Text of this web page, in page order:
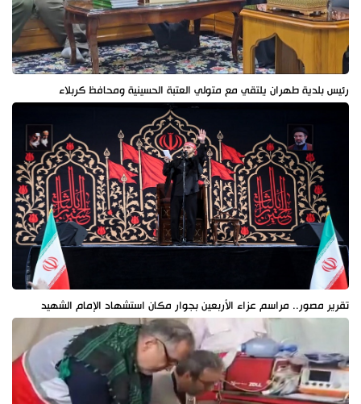
رئيس بلدية طهران يلتقي مع متولي العتبة الحسينية ومحافظ كربلاء
تقرير مصور.. مراسم عزاء الأربعين بجوار مكان استشهاد الإمام الشهيد